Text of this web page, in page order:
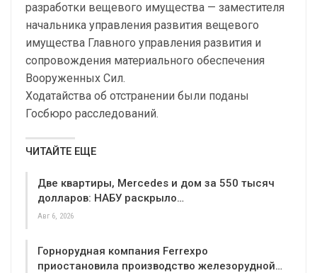
разработки вещевого имущества — заместителя
начальника управления развития вещевого
имущества Главного управления развития и
сопровождения материального обеспечения
Вооруженных Сил.
Ходатайства об отстранении были поданы
Госбюро расследований.
ЧИТАЙТЕ ЕЩЕ
Две квартиры, Mercedes и дом за 550 тысяч
долларов: НАБУ раскрыло…
Авг 6, 2026
Горнорудная компания Ferrexpo
приостановила производство железорудной…